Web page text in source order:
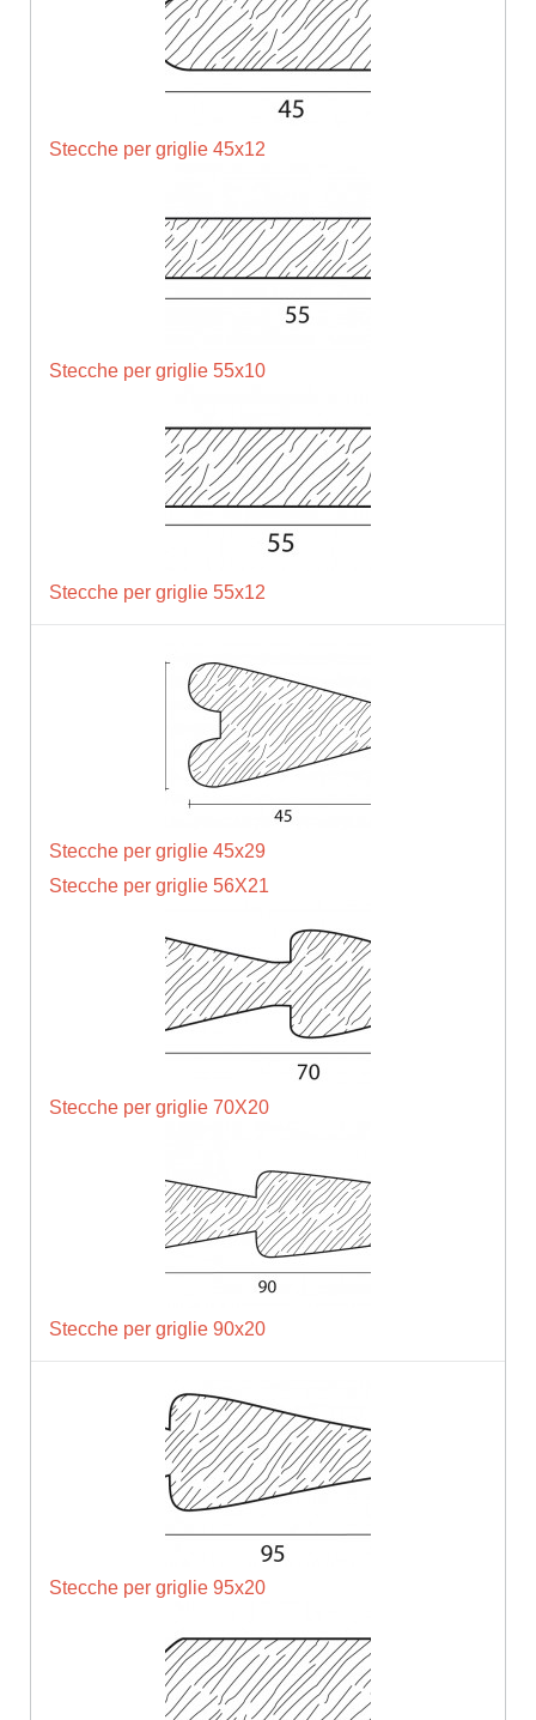
Stecche per griglie 45x12
Stecche per griglie 55x10
Stecche per griglie 55x12
Stecche per griglie 45x29
Stecche per griglie 56X21
Stecche per griglie 70X20
Stecche per griglie 90x20
Stecche per griglie 95x20